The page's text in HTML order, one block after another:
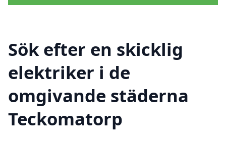
Sök efter en skicklig
elektriker i de
omgivande städerna
Teckomatorp